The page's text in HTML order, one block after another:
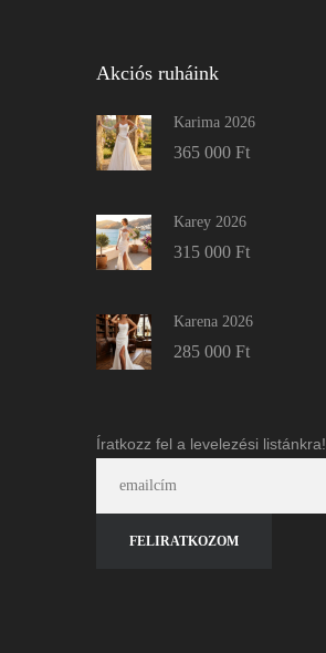
Akciós ruháink
Karima 2026
365 000 Ft
Karey 2026
315 000 Ft
Karena 2026
285 000 Ft
Íratkozz fel a levelezési listánkra!